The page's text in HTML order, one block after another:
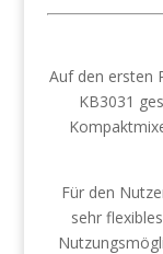
Auf den ersten
KB3031
Für den
sehr